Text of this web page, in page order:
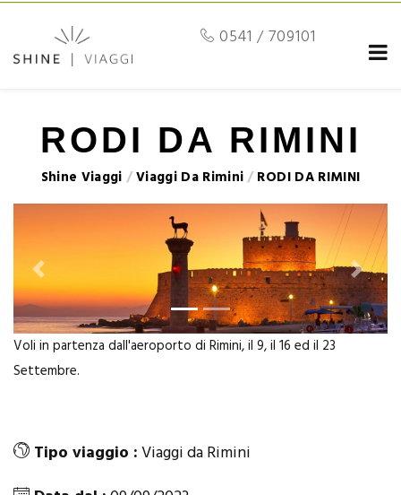
0541 / 709101
RODI DA RIMINI
Shine Viaggi /Viaggi Da Rimini/ RODI DA RIMINI
Previous Next
Voli in partenza dall'aeroporto di Rimini, il 9, il 16 ed il 23
Settembre.
Tipo viaggio :Viaggi da Rimini